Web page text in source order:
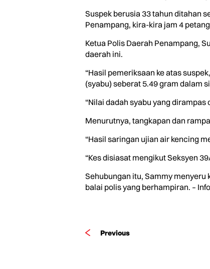
Suspek berusia 33 tahun ditahan
Penampang, kira-kira jam 4
Ketua Polis Daerah Penampang,
daerah ini.
“Hasil pemeriksaan ke atas
(syabu) seberat 5.49 gram dalam
“Nilai dadah syabu yang
Menurutnya, tangkapan dan
“Hasil saringan ujian air kencing
“Kes disiasat mengikut Seksyen
Sehubungan itu, Sammy
balai polis yang berhampiran. –
Previous